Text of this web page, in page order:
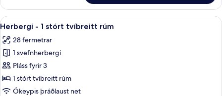
Floor)
-
meðalstór
rúm
(High
Skoða
allar
myndir
fyrir
Herbergi
-
1
Rúmföt af bestu gerð, rúm með
5
Herbergi - 1 stórt tvíbreitt rúm
28 fermetrar
1 svefnherbergi
Pláss fyrir 3
1 stórt tvíbreitt rúm
Ókeypis þráðlaust net